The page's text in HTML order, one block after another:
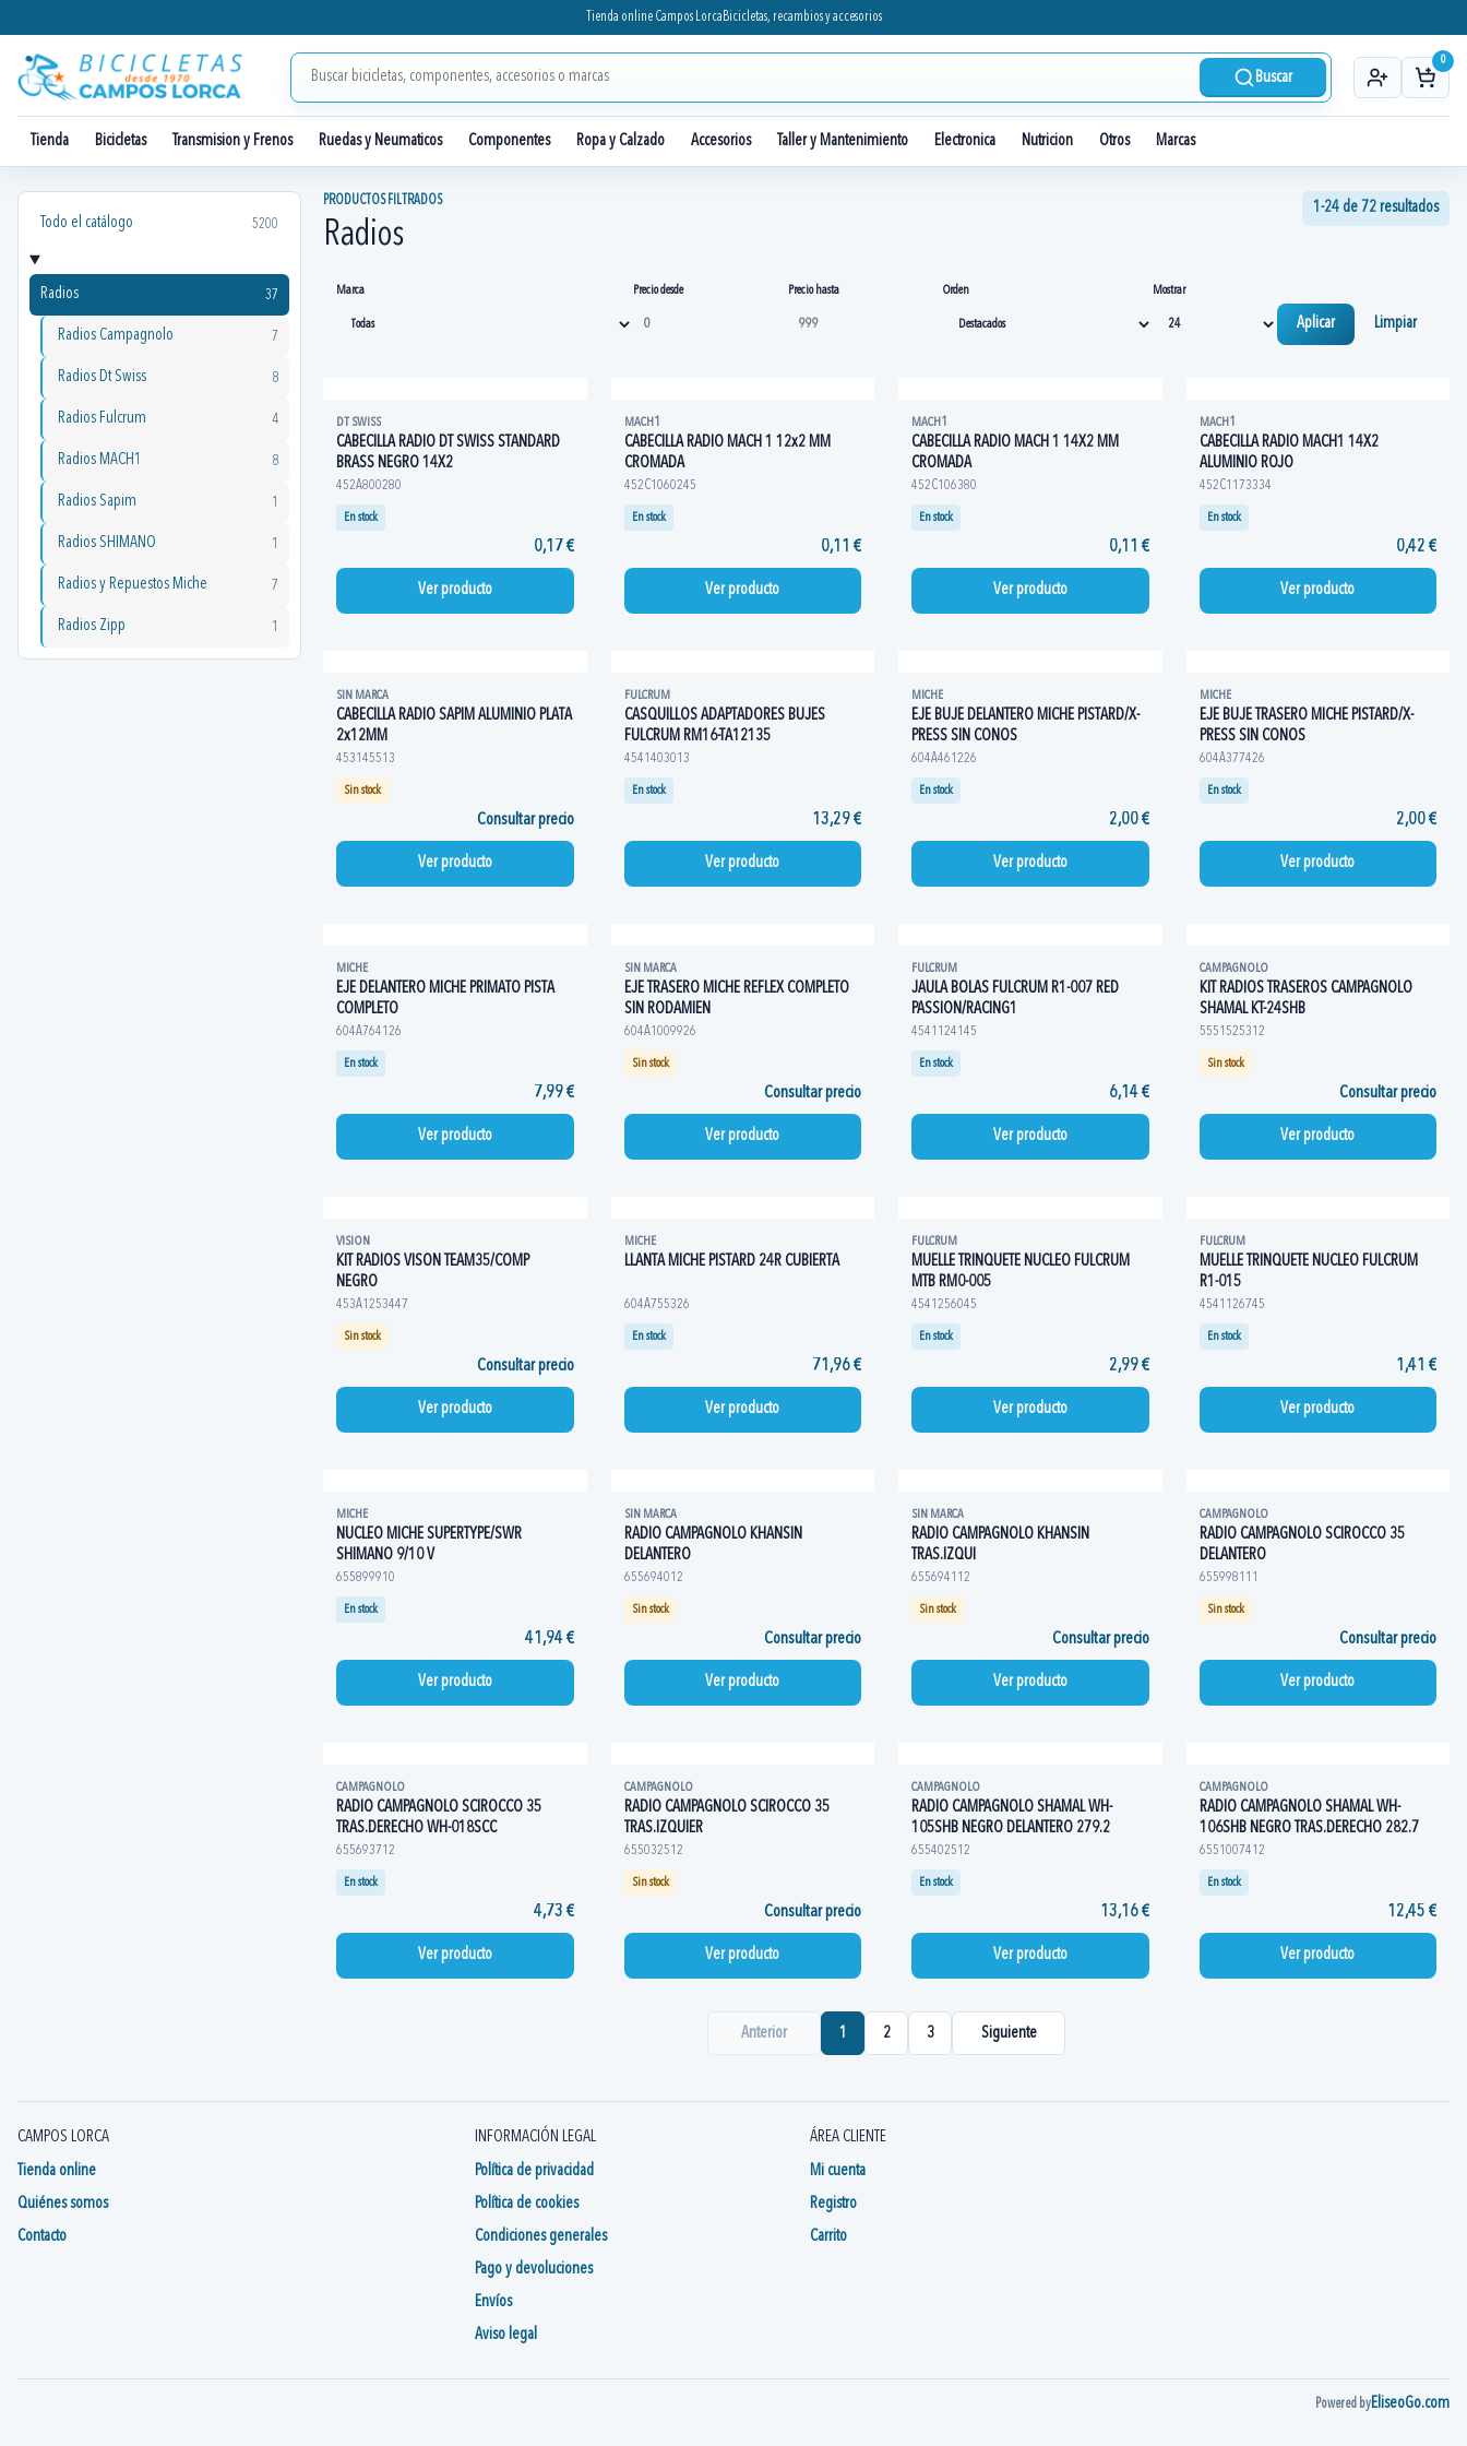
Tienda online Campos Lorca Bicicletas, recambios y accesorios
Buscar
0
Tienda Bicicletas Transmision y Frenos Ruedas y Neumaticos Componentes Ropa y Calzado Accesorios Taller y Mantenimiento Electronica Nutricion Otros Marcas
Todo el catálogo 5200
Radios 37
Radios Campagnolo 7
Radios Dt Swiss 8
Radios Fulcrum 4
Radios MACH1 8
Radios Sapim 1
Radios SHIMANO 1
Radios y Repuestos Miche 7
Radios Zipp 1
PRODUCTOS FILTRADOS
Radios
1-24 de 72 resultados
Marca Precio desde Precio hasta Orden Mostrar
Aplicar Limpiar
DT SWISS
CABECILLA RADIO DT SWISS STANDARD
BRASS NEGRO 14X2
452A800280
En stock
0,17 €
Ver producto
MACH1
CABECILLA RADIO MACH 1 12x2 MM
CROMADA
452C1060245
En stock
0,11 €
Ver producto
MACH1
CABECILLA RADIO MACH 1 14X2 MM
CROMADA
452C106380
En stock
0,11 €
Ver producto
MACH1
CABECILLA RADIO MACH1 14X2
ALUMINIO ROJO
452C1173334
En stock
0,42 €
Ver producto
SIN MARCA
CABECILLA RADIO SAPIM ALUMINIO PLATA
2x12MM
453145513
Sin stock
Consultar precio
Ver producto
FULCRUM
CASQUILLOS ADAPTADORES BUJES
FULCRUM RM16-TA12135
4541403013
En stock
13,29 €
Ver producto
MICHE
EJE BUJE DELANTERO MICHE PISTARD/X-
PRESS SIN CONOS
604A461226
En stock
2,00 €
Ver producto
MICHE
EJE BUJE TRASERO MICHE PISTARD/X-
PRESS SIN CONOS
604A377426
En stock
2,00 €
Ver producto
MICHE
EJE DELANTERO MICHE PRIMATO PISTA
COMPLETO
604A764126
En stock
7,99 €
Ver producto
SIN MARCA
EJE TRASERO MICHE REFLEX COMPLETO
SIN RODAMIEN
604A1009926
Sin stock
Consultar precio
Ver producto
FULCRUM
JAULA BOLAS FULCRUM R1-007 RED
PASSION/RACING1
4541124145
En stock
6,14 €
Ver producto
CAMPAGNOLO
KIT RADIOS TRASEROS CAMPAGNOLO
SHAMAL KT-24SHB
5551525312
Sin stock
Consultar precio
Ver producto
VISION
KIT RADIOS VISON TEAM35/COMP
NEGRO
453A1253447
Sin stock
Consultar precio
Ver producto
MICHE
LLANTA MICHE PISTARD 24R CUBIERTA
604A755326
En stock
71,96 €
Ver producto
FULCRUM
MUELLE TRINQUETE NUCLEO FULCRUM
MTB RM0-005
4541256045
En stock
2,99 €
Ver producto
FULCRUM
MUELLE TRINQUETE NUCLEO FULCRUM
R1-015
4541126745
En stock
1,41 €
Ver producto
MICHE
NUCLEO MICHE SUPERTYPE/SWR
SHIMANO 9/10 V
655899910
En stock
41,94 €
Ver producto
SIN MARCA
RADIO CAMPAGNOLO KHANSIN
DELANTERO
655694012
Sin stock
Consultar precio
Ver producto
SIN MARCA
RADIO CAMPAGNOLO KHANSIN
TRAS.IZQUI
655694112
Sin stock
Consultar precio
Ver producto
CAMPAGNOLO
RADIO CAMPAGNOLO SCIROCCO 35
DELANTERO
655998111
Sin stock
Consultar precio
Ver producto
CAMPAGNOLO
RADIO CAMPAGNOLO SCIROCCO 35
TRAS.DERECHO WH-018SCC
655693712
En stock
4,73 €
Ver producto
CAMPAGNOLO
RADIO CAMPAGNOLO SCIROCCO 35
TRAS.IZQUIER
655032512
Sin stock
Consultar precio
Ver producto
CAMPAGNOLO
RADIO CAMPAGNOLO SHAMAL WH-
105SHB NEGRO DELANTERO 279.2
655402512
En stock
13,16 €
Ver producto
CAMPAGNOLO
RADIO CAMPAGNOLO SHAMAL WH-
106SHB NEGRO TRAS.DERECHO 282.7
6551007412
En stock
12,45 €
Ver producto
Anterior 1 2 3 Siguiente
CAMPOS LORCA
Tienda online
Quiénes somos
Contacto
INFORMACIÓN LEGAL
Política de privacidad
Política de cookies
Condiciones generales
Pago y devoluciones
Envíos
Aviso legal
ÁREA CLIENTE
Mi cuenta
Registro
Carrito
Powered byEliseoGo.com